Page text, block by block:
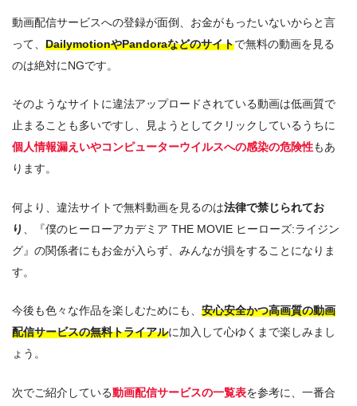
動画配信サービスへの登録が面倒、お金がもったいないからと言
って、 DailymotionやPandoraなどのサイトで無料の動画を見る
のは絶対にNGです。
そのようなサイトに違法アップロードされている動画は低画質で
止まることも多いですし、見ようとしてクリックしているうちに
個人情報漏えいやコンピューターウイルスへの感染の危険性もあ
ります。
何より、違法サイトで無料動画を見るのは法律で禁じられてお
り
、『僕のヒーローアカデミア THE MOVIE ヒーローズ:ライジン
グ』の関係者にもお金が入らず、みんなが損をすることになりま
す。
今後も色々な作品を楽しむためにも、 安心安全かつ高画質の動画
配信サービスの無料トライアルに加入して心ゆくまで楽しみまし
ょう。
次でご紹介している動画配信サービスの一覧表を参考に、一番合